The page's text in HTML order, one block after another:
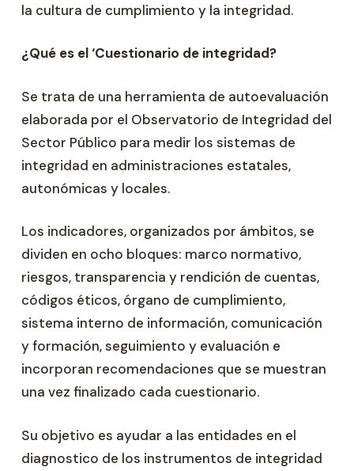
la cultura de cumplimiento y la integridad.
¿Qué es el ‘Cuestionario de integridad?
Se trata de una herramienta de autoevaluación
elaborada por el Observatorio de Integridad del
Sector Público para medir los sistemas de
integridad en administraciones estatales,
autonómicas y locales.
Los indicadores, organizados por ámbitos, se
dividen en ocho bloques: marco normativo,
riesgos, transparencia y rendición de cuentas,
códigos éticos, órgano de cumplimiento,
sistema interno de información, comunicación
y formación, seguimiento y evaluación e
incorporan recomendaciones que se muestran
una vez finalizado cada cuestionario.
Su objetivo es ayudar a las entidades en el
diagnostico de los instrumentos de integridad